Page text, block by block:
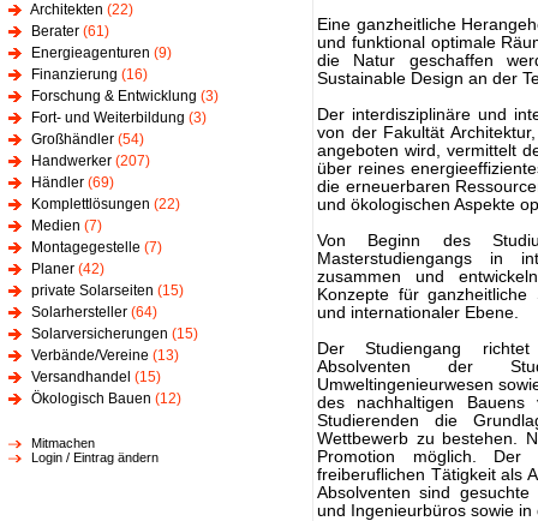
Architekten (22)
Berater (61)
Energieagenturen (9)
Finanzierung (16)
Forschung & Entwicklung (3)
Fort- und Weiterbildung (3)
Großhändler (54)
Handwerker (207)
Händler (69)
Komplettlösungen (22)
Medien (7)
Montagegestelle (7)
Planer (42)
private Solarseiten (15)
Solarhersteller (64)
Solarversicherungen (15)
Verbände/Vereine (13)
Versandhandel (15)
Ökologisch Bauen (12)
Mitmachen
Login / Eintrag ändern
Eine ganzheitliche
und funktional optimale
die Natur geschaffen
Sustainable Design an der
Der interdisziplinäre und
von der Fakultät
angeboten wird, vermittelt
über reines
die erneuerbaren
und ökologischen Aspekte
Von Beginn des
Masterstudiengangs in
zusammen und
Konzepte für
und internationaler Ebene.
Der Studiengang
Absolventen der
Umweltingenieurwesen
des nachhaltigen
Studierenden die
Wettbewerb zu bestehen.
Promotion möglich. Der
freiberuflichen Tätigkeit als
Absolventen sind
und Ingenieurbüros sowie